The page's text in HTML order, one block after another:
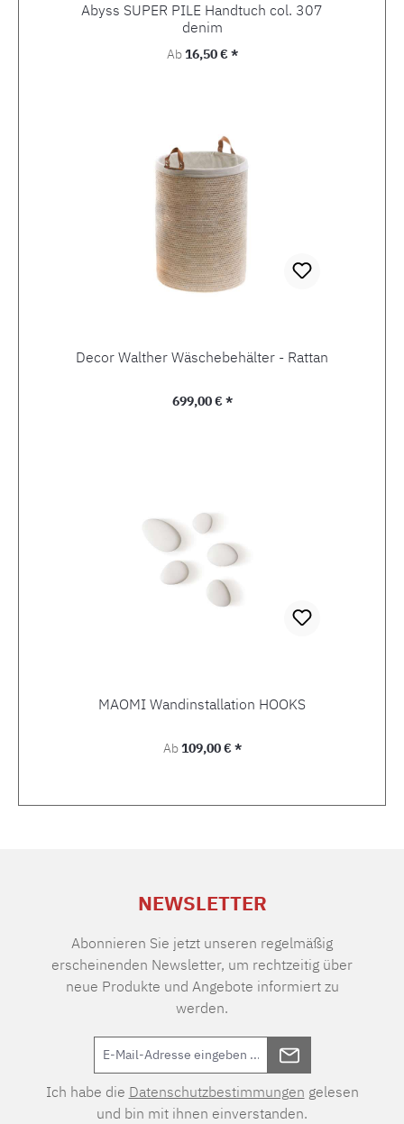
Abyss SUPER PILE Handtuch col. 307
denim
Regulärer Preis:
Ab16,50 € *
Decor Walther Wäschebehälter - Rattan
Regulärer Preis:
699,00 € *
MAOMI Wandinstallation HOOKS
Regulärer Preis:
Ab109,00 € *
NEWSLETTER
Abonnieren Sie jetzt unseren regelmäßig
erscheinenden Newsletter, um rechtzeitig über
neue Produkte und Angebote informiert zu
werden.
Ich habe die Datenschutzbestimmungen gelesen
und bin mit ihnen einverstanden.